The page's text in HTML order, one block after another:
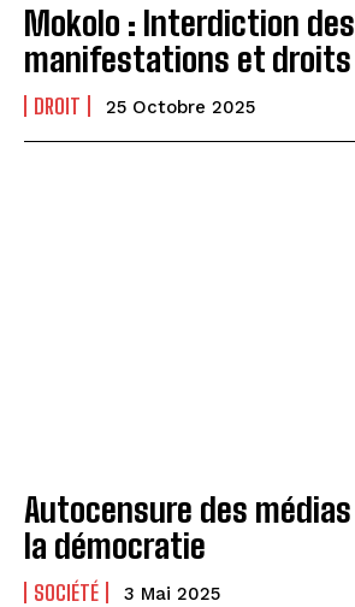
Mokolo : Interdiction des
manifestations et
DROIT 25 Octobre 2025
Autocensure des
la démocratie
SOCIÉTÉ 3 Mai 2025